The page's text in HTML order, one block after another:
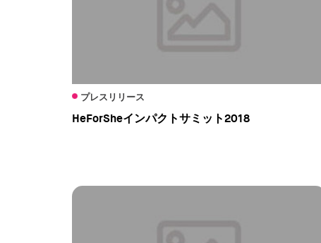
プレスリリース
HeForSheインパクトサミット2018